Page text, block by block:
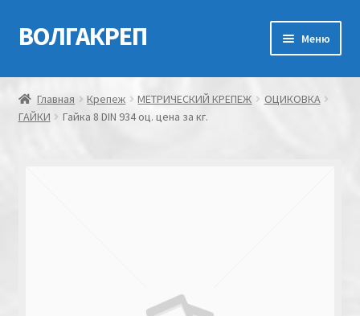
Перейти
к
Перейти
к
ВОЛГАКРЕП Меню
Главная
Контакты
Главная Крепеж МЕТРИЧЕСКИЙ КРЕПЕЖ
ОЦИКОВКА
ГАЙКИ
Гайка 8 DIN 934 оц. цена за кг.